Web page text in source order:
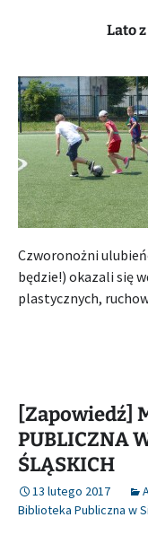
Lato
Czworonożni
będzie!) okazali się
plastycznych,
[Zapowiedź]
PUBLICZNA
ŚLĄSKICH
13 lutego 2017
Biblioteka Publiczna w